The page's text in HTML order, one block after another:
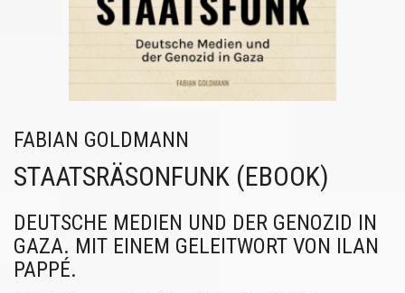
FABIAN GOLDMANN
STAATSRÄSONFUNK (EBOOK)
DEUTSCHE MEDIEN UND DER GENOZID IN
GAZA. MIT EINEM GELEITWORT VON ILAN
PAPPÉ.